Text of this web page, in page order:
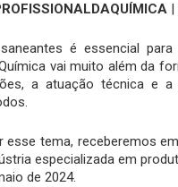
|
é essencial
vai muito além da
a atuação técnica e a
esse tema, receberemos
especializada em
de 2024.